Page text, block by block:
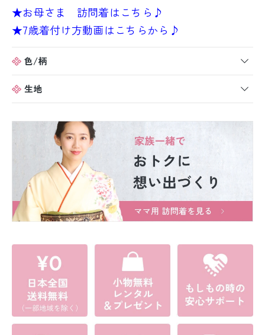
★お母さま 訪問着はこちら♪
★7歳着付け方動画はこちらから♪
色/柄
生地